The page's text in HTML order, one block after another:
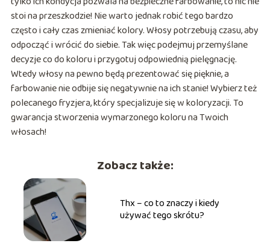
stoi na przeszkodzie! Nie warto jednak robić tego bardzo
często i cały czas zmieniać kolory. Włosy potrzebują czasu, aby
odpocząć i wrócić do siebie. Tak więc podejmuj przemyślane
decyzje co do koloru i przygotuj odpowiednią pielęgnację.
Wtedy włosy na pewno będą prezentować się pięknie, a
farbowanie nie odbije się negatywnie na ich stanie! Wybierz też
polecanego fryzjera, który specjalizuje się w koloryzacji. To
gwarancja stworzenia wymarzonego koloru na Twoich
włosach!
Zobacz także:
Thx – co to znaczy i kiedy
używać tego skrótu?